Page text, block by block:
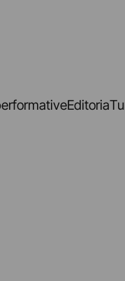
Editoria